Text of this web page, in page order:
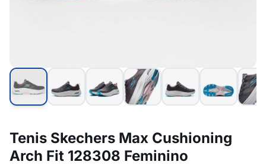
Tenis Skechers Max Cushioning
Arch Fit 128308 Feminino